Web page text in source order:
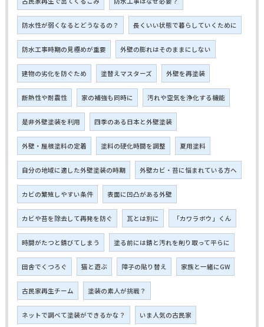
防水性が弱くなるとどうなるの？ 長くいい状態で暮らしていくために
防水工事時期の見極めが重要 外壁の膨れはそのままにしない
建物の劣化を防ぐため 塗替えマスターズ 外壁を再塗装
断熱性や耐震性 家の補強も同時に 汚れや空気を浄化する機能
是非外壁塗装を利用 四季のある日本と外壁塗装
外壁・屋根塗料の定着 塗料の硬化時間を調整 夏用塗料
自分の地域に適した外壁塗装の時期 外壁カビ・苔に悩まれている方へ
カビの繁殖しやすい条件 表面に凹凸がある外壁
カビや苔を除去して再発を防ぐ 瓦とは別に 「カワラボウ」くん
時間がたつと錆びてしまう 塗る前には錆と汚れを削り取って平らに
田舎でくつろぐ 猫と遊ぶ 障子の貼り替え 家族と一緒にGW
古民家再生チーム 塗装の素人が挑戦？
ネットで調べて塗装ができるかな？ いま人気の古民家